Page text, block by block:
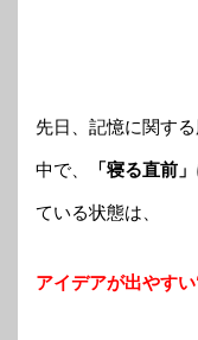
先日、記憶に関す
中で、 「寝る直前」
ている状態は、
アイデアが出やす